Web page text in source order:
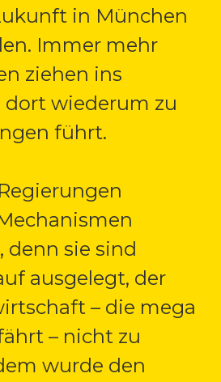
in München
Immer mehr
ziehen ins
dort wiederum zu
führt.
denn sie sind
ausgelegt, der
– die mega
– nicht zu
wurde den